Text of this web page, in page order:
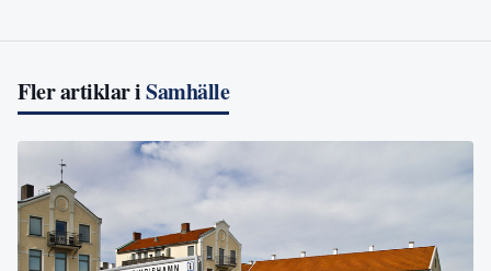
Fler artiklar iSamhälle